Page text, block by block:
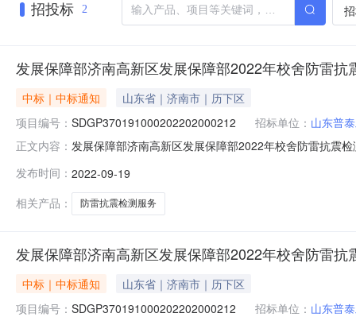
招投标 2
发展保障部济南高新区发展保障部2022年校舍防雷
中标｜中标通知
山东省｜济南市｜历下区
项目编号： SDGP370191000202202000212 招标单位： 山东普
正文内容： 发展保障部济南高新区发展保障部2022年校舍防雷抗震
SDGP370191000202202000212四、公共资源编号：
发布时间： 2022-09-19
相关产品：
防雷抗震检测服务
发展保障部济南高新区发展保障部2022年校舍防雷
中标｜中标通知
山东省｜济南市｜历下区
项目编号： SDGP370191000202202000212 招标单位： 山东普